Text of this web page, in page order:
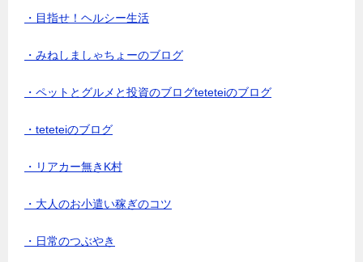
・目指せ！ヘルシー生活
・みねしましゃちょーのブログ
・ペットとグルメと投資のブログteteteiのブログ
・teteteiのブログ
・リアカー無きK村
・大人のお小遣い稼ぎのコツ
・日常のつぶやき